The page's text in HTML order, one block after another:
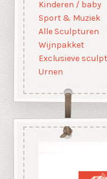
Kinderen / baby
Sport & Muziek
Alle Sculpturen
Wijnpakket
Exclusieve
Urnen